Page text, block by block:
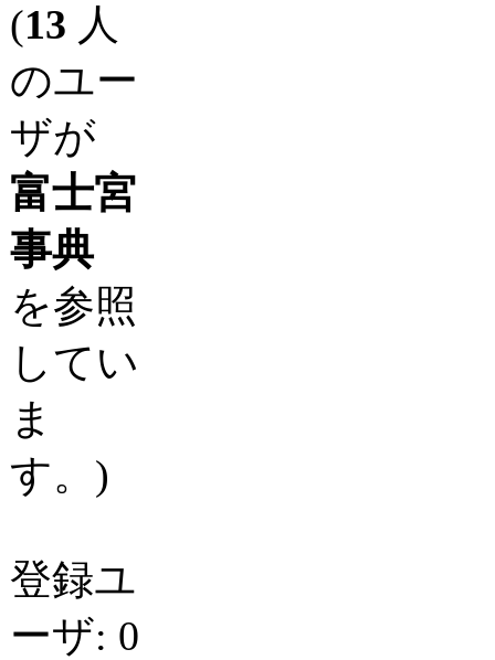
(13 人
のユー
ザが
富士宮
事典
を参照
してい
ま
す。)
登録ユ
ーザ: 0